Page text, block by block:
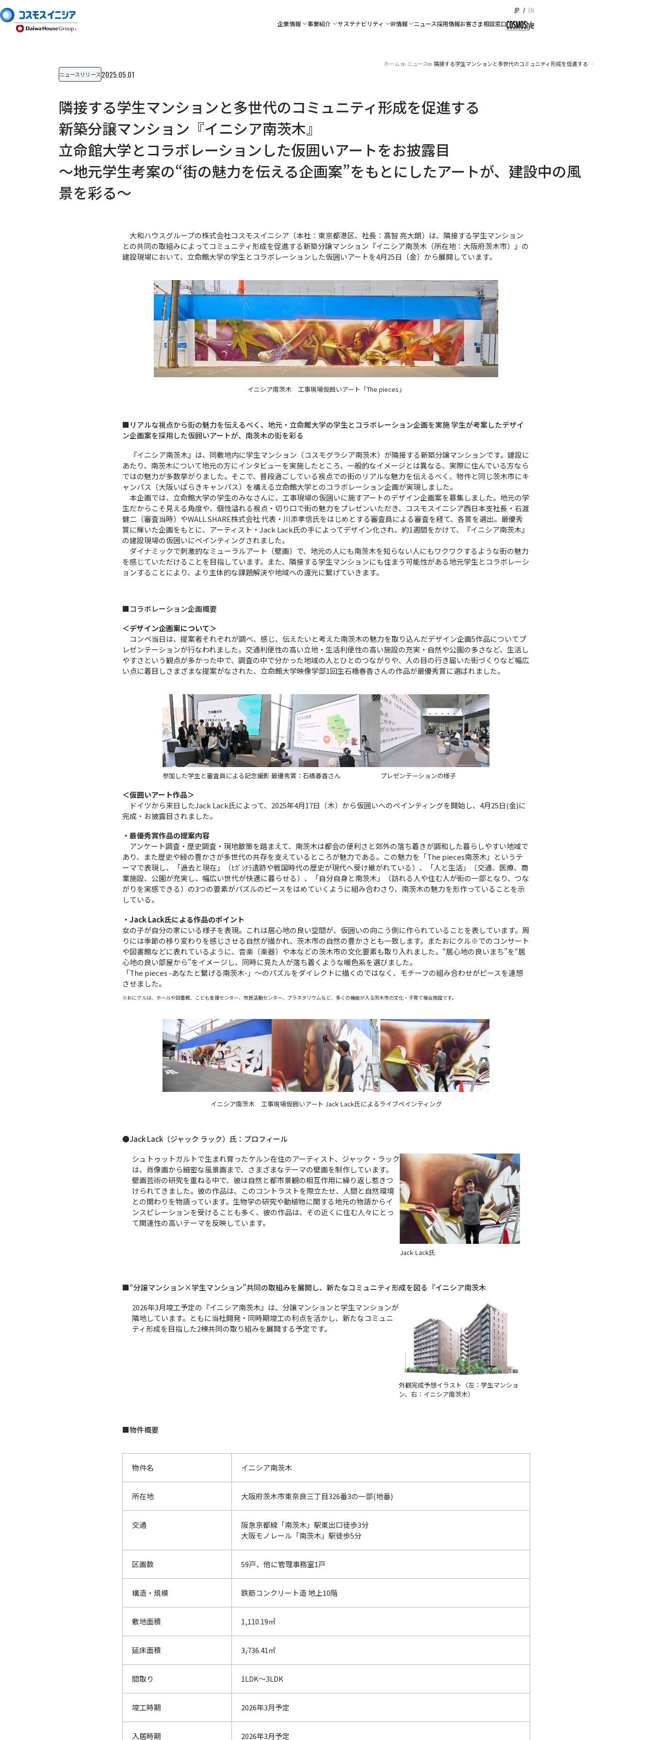
企業情報 事業紹介 サステナビリティ IR情報 ニュース採用情報お客さま相談窓口
JP / EN
ホーム ニュース
隣接する学生マンションと多世代のコミュニティ形成を促進する…
ニュースリリース2025.05.01
隣接する学生マンションと多世代のコミュニティ形成を促進する
新築分譲マンション『イニシア南茨木』
立命館大学とコラボレーションした仮囲いアートをお披露目
～地元学生考案の“街の魅力を伝える企画案”をもとにしたアートが、建設中の風
景を彩る～
大和ハウスグループの株式会社コスモスイニシア（本社：東京都港区、社長：髙智 亮大朗）は、隣接する学生マンション
との共同の取組みによってコミュニティ形成を促進する新築分譲マンション『イニシア南茨木（所在地：大阪府茨木市）』の
建設現場において、立命館大学の学生とコラボレーションした仮囲いアートを4月25日（金）から展開しています。
イニシア南茨木 工事現場仮囲いアート「The pieces」
■リアルな視点から街の魅力を伝えるべく、地元・立命館大学の学生とコラボレーション企画を実施 学生が考案したデザイ
ン企画案を採用した仮囲いアートが、南茨木の街を彩る
『イニシア南茨木』は、同敷地内に学生マンション（コスモグラシア南茨木）が隣接する新築分譲マンションです。建設に
あたり、南茨木について地元の方にインタビューを実施したところ、一般的なイメージとは異なる、実際に住んでいる方なら
ではの魅力が多数挙がりました。そこで、普段過ごしている視点での街のリアルな魅力を伝えるべく、物件と同じ茨木市にキ
ャンパス（大阪いばらきキャンパス）を構える立命館大学とのコラボレーション企画が実現しました。
本企画では、立命館大学の学生のみなさんに、工事現場の仮囲いに施すアートのデザイン企画案を募集しました。地元の学
生だからこそ見える角度や、個性溢れる視点・切り口で街の魅力をプレゼンいただき、コスモスイニシア西日本支社長・石渡
健二（審査当時）やWALL SHARE株式会社 代表・川添孝信氏をはじめとする審査員による審査を経て、各賞を選出。最優秀
賞に輝いた企画をもとに、アーティスト・Jack Lack氏の手によってデザイン化され、約1週間をかけて、『イニシア南茨木』
の建設現場の仮囲いにペインティングされました。
ダイナミックで刺激的なミューラルアート（壁画）で、地元の人にも南茨木を知らない人にもワクワクするような街の魅力
を感じていただけることを目指しています。また、隣接する学生マンションにも住まう可能性がある地元学生とコラボレーシ
ョンすることにより、より主体的な課題解決や地域への還元に繋げていきます。
■コラボレーション企画概要
＜デザイン企画案について＞
コンペ当日は、提案者それぞれが調べ、感じ、伝えたいと考えた南茨木の魅力を取り込んだデザイン企画5作品についてプ
レゼンテーションが行なわれました。交通利便性の高い立地・生活利便性の高い施設の充実・自然や公園の多さなど、生活し
やすさという観点が多かった中で、調査の中で分かった地域の人とひとのつながりや、人の目の行き届いた街づくりなど幅広
い点に着目しさまざまな提案がなされた、立命館大学映像学部1回生石橋春香さんの作品が最優秀賞に選ばれました。
参加した学生と審査員による記念撮影 最優秀賞：石橋春香さん プレゼンテーションの様子
＜仮囲いアート作品＞
ドイツから来日したJack Lack氏によって、2025年4月17日（木）から仮囲いへのペインティングを開始し、4月25日(金)に
完成・お披露目されました。
・最優秀賞作品の提案内容
アンケート調査・歴史調査・現地散策を踏まえて、南茨木は都会の便利さと郊外の落ち着きが調和した暮らしやすい地域で
あり、また歴史や緑の豊かさが多世代の共存を支えているところが魅力である。この魅力を「The pieces南茨木」というテ
ーマで表現し、「過去と現在」（ﾋｶﾞｼﾅﾗ遺跡や戦国時代の歴史が現代へ受け継がれている）、「人と生活」（交通、医療、商
業施設、公園が充実し、幅広い世代が快適に暮らせる）、「自分自身と南茨木」（訪れる人や住む人が街の一部となり、つな
がりを実感できる）の3つの要素がパズルのピースをはめていくように組み合わさり、南茨木の魅力を形作っていることを示
している。
・Jack Lack氏による作品のポイント
女の子が自分の家にいる様子を表現。これは居心地の良い空間が、仮囲いの向こう側に作られていることを表しています。周
りには季節の移り変わりを感じさせる自然が描かれ、茨木市の自然の豊かさとも一致します。またおにクル※でのコンサート
や図書館などに表れているように、音楽（楽器）や本などの茨木市の文化要素も取り入れました。“居心地の良いまち”を“居
心地の良い部屋から”をイメージし、同時に見た人が落ち着くような暖色系を選びました。
「The pieces -あなたと繋げる南茨木-」〜のパズルをダイレクトに描くのではなく、モチーフの組み合わせがピースを連想
させました。
※おにクルは、ホールや図書館、こども支援センター、市民活動センター、プラネタリウムなど、多くの機能が入る茨木市の文化・子育て複合施設です。
イニシア南茨木 工事現場仮囲いアート Jack Lack氏によるライブペインティング
●Jack Lack（ジャック ラック）氏：プロフィール
シュトゥットガルトで生まれ育ったケルン在住のアーティスト、ジャック・ラック
は、肖像画から細密な風景画まで、さまざまなテーマの壁画を制作しています。
壁画芸術の研究を重ねる中で、彼は自然と都市景観の相互作用に繰り返し惹きつ
けられてきました。彼の作品は、このコントラストを際立たせ、人間と自然環境
との関わりを物語っています。生物学の研究や動植物に関する地元の物語からイ
ンスピレーションを受けることも多く、彼の作品は、その近くに住む人々にとっ
て関連性の高いテーマを反映しています。
Jack Lack氏
■“分譲マンション×学生マンション”共同の取組みを展開し、新たなコミュニティ形成を図る『イニシア南茨木
2026年3月竣工予定の『イニシア南茨木』は、分譲マンションと学生マンションが
隣地しています。ともに当社開発・同時期竣工の利点を活かし、新たなコミュニ
ティ形成を目指した2棟共同の取り組みを展開する予定です。
外観完成予想イラスト（左：学生マンショ
ン、右：イニシア南茨木）
■物件概要
物件名 イニシア南茨木
所在地 大阪府茨木市東奈良三丁目326番3の一部(地番)
交通
阪急京都線「南茨木」駅東出口徒歩3分
大阪モノレール「南茨木」駅徒歩5分
区画数 59戸、他に管理事務室1戸
構造・規模 鉄筋コンクリート造 地上10階
敷地面積 1,110.19㎡
延床面積 3,736.41㎡
間取り 1LDK～3LDK
竣工時期 2026年3月予定
入居時期 2026年3月予定